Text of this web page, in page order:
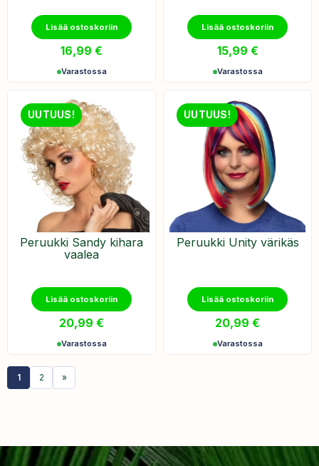
Lisää ostoskoriin
16,99 €
Varastossa
Lisää ostoskoriin
15,99 €
Varastossa
UUTUUS!
Peruukki Sandy kihara
vaalea
Lisää ostoskoriin
20,99 €
Varastossa
UUTUUS!
Peruukki Unity värikäs
Lisää ostoskoriin
20,99 €
Varastossa
1 2 »